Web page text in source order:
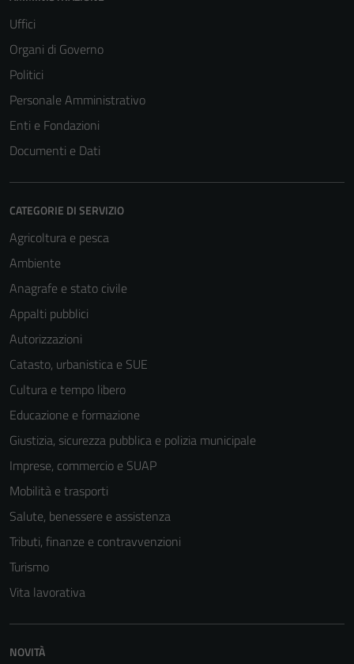
Uffici
Organi di Governo
Politici
Personale Amministrativo
Enti e Fondazioni
Documenti e Dati
CATEGORIE DI SERVIZIO
Agricoltura e pesca
Ambiente
Anagrafe e stato civile
Appalti pubblici
Autorizzazioni
Catasto, urbanistica e SUE
Cultura e tempo libero
Educazione e formazione
Giustizia, sicurezza pubblica e polizia municipale
Imprese, commercio e SUAP
Mobilità e trasporti
Salute, benessere e assistenza
Tributi, finanze e contravvenzioni
Turismo
Vita lavorativa
NOVITÀ
Questi cookie